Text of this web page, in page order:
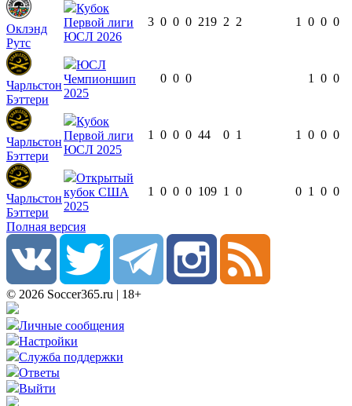
Оклэнд
Рутс
Кубок
Первой лиги
ЮСЛ 2026
3 0 0 0 219 2 2 1 0 0 0
Чарльстон
Бэттери
ЮСЛ
Чемпионшип
2025
0 0 0 1 0 0
Чарльстон
Бэттери
Кубок
Первой лиги
ЮСЛ 2025
1 0 0 0 44 0 1 1 0 0 0
Чарльстон
Бэттери
Открытый
кубок США
2025
1 0 0 0 109 1 0 0 1 0 0
Полная версия
© 2026 Soccer365.ru | 18+
Личные сообщения
Настройки
Служба поддержки
Ответы
Выйти